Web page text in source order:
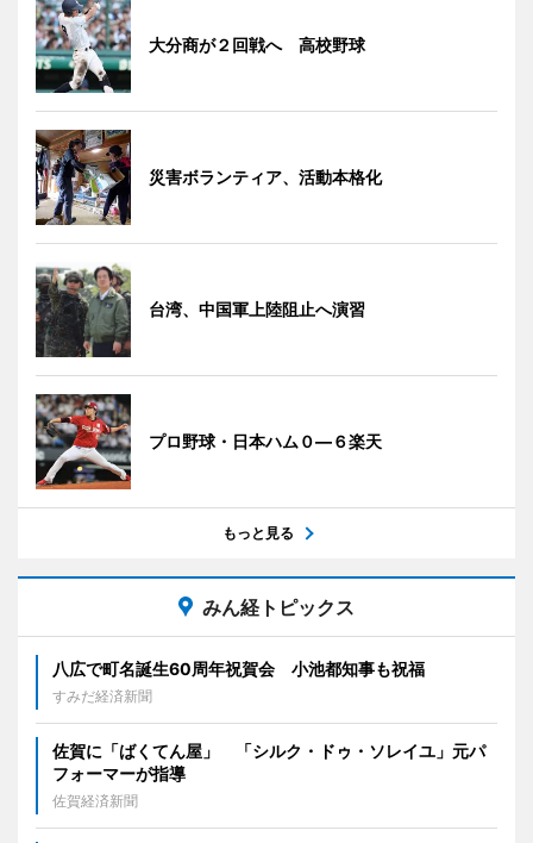
大分商が２回戦へ 高校野球
災害ボランティア、活動本格化
台湾、中国軍上陸阻止へ演習
プロ野球・日本ハム０―６楽天
もっと見る
みん経トピックス
八広で町名誕生60周年祝賀会 小池都知事も祝福
すみだ経済新聞
佐賀に「ばくてん屋」 「シルク・ドゥ・ソレイユ」元パ
フォーマーが指導
佐賀経済新聞